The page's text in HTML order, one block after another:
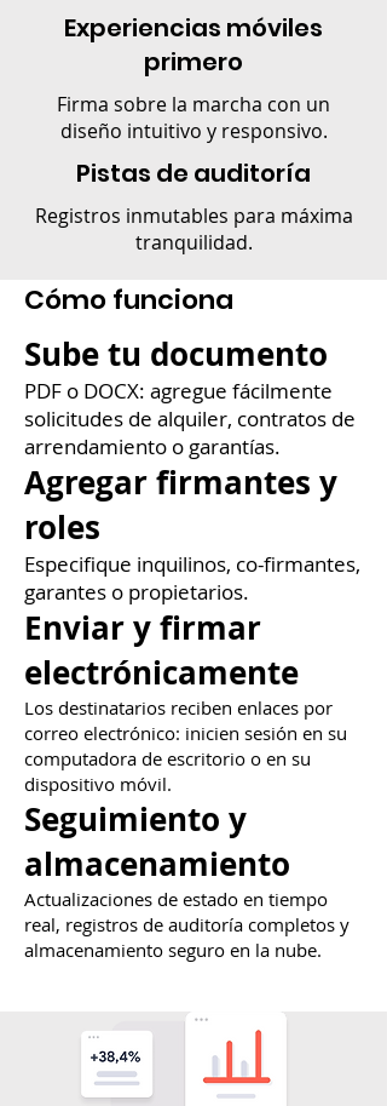
Experiencias móviles
primero
Firma sobre la marcha con un
diseño intuitivo y responsivo.
Pistas de auditoría
Registros inmutables para máxima
tranquilidad.
Cómo funciona
Sube tu documento
PDF o DOCX: agregue fácilmente
solicitudes de alquiler, contratos de
arrendamiento o garantías.
Agregar firmantes y
roles
Especifique inquilinos, co-firmantes,
garantes o propietarios.
Enviar y firmar
electrónicamente
Los destinatarios reciben enlaces por
correo electrónico: inicien sesión en su
computadora de escritorio o en su
dispositivo móvil.
Seguimiento y
almacenamiento
Actualizaciones de estado en tiempo
real, registros de auditoría completos y
almacenamiento seguro en la nube.